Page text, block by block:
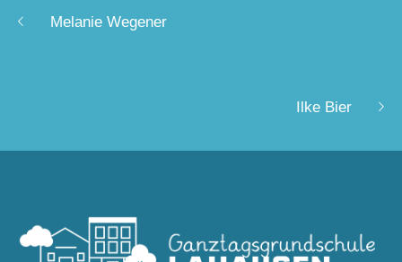
Melanie Wegener
Ilke Bier